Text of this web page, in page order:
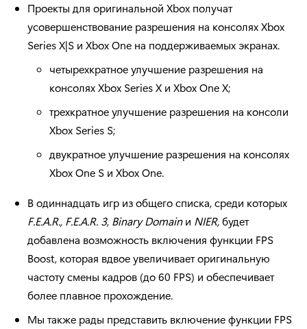
Проекты для оригинальной Xbox получат
усовершенствование разрешения на консолях Xbox
Series X|S и Xbox One на поддерживаемых экранах.
четырехкратное улучшение разрешения на
консолях Xbox Series X и Xbox One X;
трехкратное улучшение разрешения на консоли
Xbox Series S;
двукратное улучшение разрешения на консолях
Xbox One S и Xbox One.
В одиннадцать игр из общего списка, среди которых
F.E.A.R., F.E.A.R. 3, Binary Domainи NIER,будет
добавлена возможность включения функции FPS
Boost, которая вдвое увеличивает оригинальную
частоту смены кадров (до 60 FPS) и обеспечивает
более плавное прохождение.
Мы также рады представить включение функции FPS